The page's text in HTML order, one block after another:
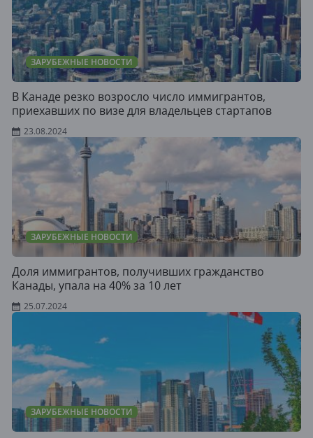
ЗАРУБЕЖНЫЕ НОВОСТИ
В Канаде резко возросло число иммигрантов,
приехавших по визе для владельцев стартапов
23.08.2024
ЗАРУБЕЖНЫЕ НОВОСТИ
Доля иммигрантов, получивших гражданство
Канады, упала на 40% за 10 лет
25.07.2024
ЗАРУБЕЖНЫЕ НОВОСТИ